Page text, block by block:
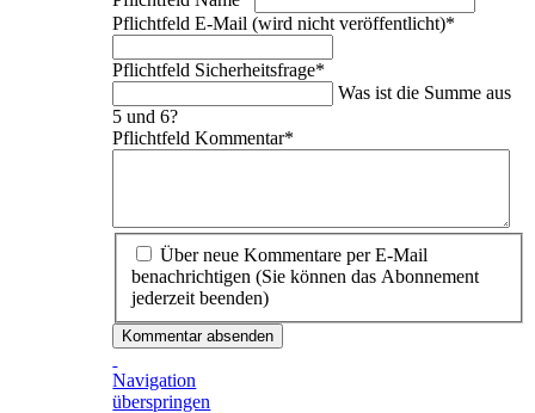
PflichtfeldE-Mail (wird nicht veröffentlicht)*
Pflichtfeld Sicherheitsfrage*
Was ist die Summe aus
5 und 6?
PflichtfeldKommentar*
Über neue Kommentare per E-Mail
benachrichtigen (Sie können das Abonnement
jederzeit beenden)
Kommentar absenden
Navigation
überspringen